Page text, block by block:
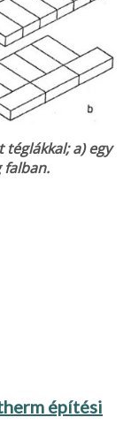
a) egy
falban.
építési